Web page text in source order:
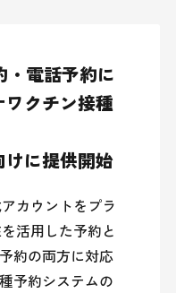
・電話予約に
クチン接種
に提供開始
カウントをプラ
活用した予約と
約の両方に対応
予約システムの